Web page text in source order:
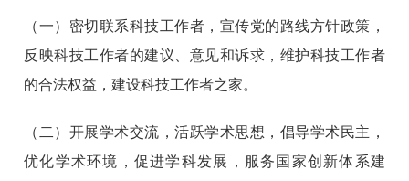
（一）密切联系科技工作者，宣传党的路线方针政策，
反映科技工作者的建议、意见和诉求，维护科技工作者
的合法权益，建设科技工作者之家。
（二）开展学术交流，活跃学术思想，倡导学术民主，
优化学术环境，促进学科发展，服务国家创新体系建